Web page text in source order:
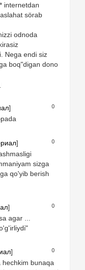
internetdan
sörab
odnoda
Nega endi siz
boq"digan dono
0
]
0
]
sizga
qo'yib berish
0
]
agar ...
0
]
bunaqa